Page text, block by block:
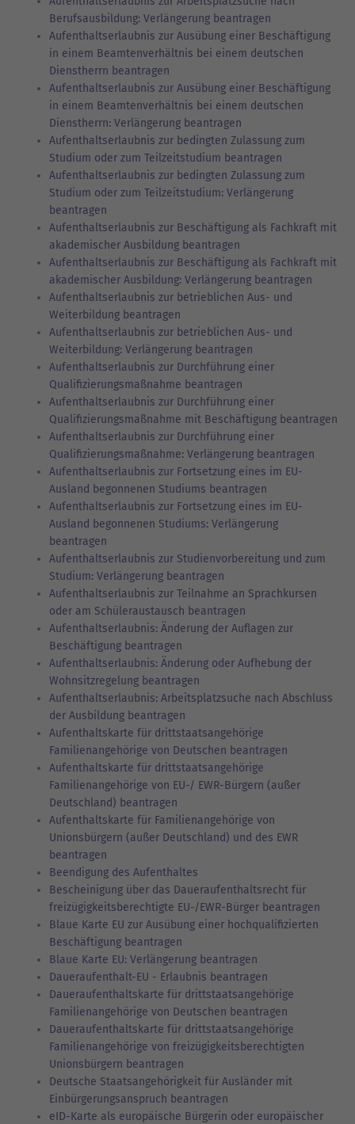
Berufsausbildung: Verlängerung beantragen
Aufenthaltserlaubnis zur Ausübung einer Beschäftigung
in einem Beamtenverhältnis bei einem deutschen
Dienstherrn beantragen
Aufenthaltserlaubnis zur Ausübung einer Beschäftigung
in einem Beamtenverhältnis bei einem deutschen
Dienstherrn: Verlängerung beantragen
Aufenthaltserlaubnis zur bedingten Zulassung zum
Studium oder zum Teilzeitstudium beantragen
Aufenthaltserlaubnis zur bedingten Zulassung zum
Studium oder zum Teilzeitstudium: Verlängerung
beantragen
Aufenthaltserlaubnis zur Beschäftigung als Fachkraft mit
akademischer Ausbildung beantragen
Aufenthaltserlaubnis zur Beschäftigung als Fachkraft mit
akademischer Ausbildung: Verlängerung beantragen
Aufenthaltserlaubnis zur betrieblichen Aus- und
Weiterbildung beantragen
Aufenthaltserlaubnis zur betrieblichen Aus- und
Weiterbildung: Verlängerung beantragen
Aufenthaltserlaubnis zur Durchführung einer
Qualifizierungsmaßnahme beantragen
Aufenthaltserlaubnis zur Durchführung einer
Qualifizierungsmaßnahme mit Beschäftigung beantragen
Aufenthaltserlaubnis zur Durchführung einer
Qualifizierungsmaßnahme: Verlängerung beantragen
Aufenthaltserlaubnis zur Fortsetzung eines im EU-
Ausland begonnenen Studiums beantragen
Aufenthaltserlaubnis zur Fortsetzung eines im EU-
Ausland begonnenen Studiums: Verlängerung
beantragen
Aufenthaltserlaubnis zur Studienvorbereitung und zum
Studium: Verlängerung beantragen
Aufenthaltserlaubnis zur Teilnahme an Sprachkursen
oder am Schüleraustausch beantragen
Aufenthaltserlaubnis: Änderung der Auflagen zur
Beschäftigung beantragen
Aufenthaltserlaubnis: Änderung oder Aufhebung der
Wohnsitzregelung beantragen
Aufenthaltserlaubnis: Arbeitsplatzsuche nach Abschluss
der Ausbildung beantragen
Aufenthaltskarte für drittstaatsangehörige
Familienangehörige von Deutschen beantragen
Aufenthaltskarte für drittstaatsangehörige
Familienangehörige von EU-/ EWR-Bürgern (außer
Deutschland) beantragen
Aufenthaltskarte für Familienangehörige von
Unionsbürgern (außer Deutschland) und des EWR
beantragen
Beendigung des Aufenthaltes
Bescheinigung über das Daueraufenthaltsrecht für
freizügigkeitsberechtigte EU-/EWR-Bürger beantragen
Blaue Karte EU zur Ausübung einer hochqualifizierten
Beschäftigung beantragen
Blaue Karte EU: Verlängerung beantragen
Daueraufenthalt-EU - Erlaubnis beantragen
Daueraufenthaltskarte für drittstaatsangehörige
Familienangehörige von Deutschen beantragen
Daueraufenthaltskarte für drittstaatsangehörige
Familienangehörige von freizügigkeitsberechtigten
Unionsbürgern beantragen
Deutsche Staatsangehörigkeit für Ausländer mit
Einbürgerungsanspruch beantragen
eID-Karte als europäische Bürgerin oder europäischer